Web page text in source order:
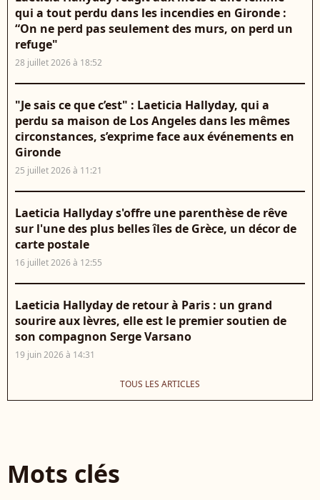
qui a tout perdu dans les incendies en Gironde :
“On ne perd pas seulement des murs, on perd un
refuge"
28 juillet 2026 à 18:52
"Je sais ce que c’est" : Laeticia Hallyday, qui a
perdu sa maison de Los Angeles dans les mêmes
circonstances, s’exprime face aux événements en
Gironde
25 juillet 2026 à 11:21
Laeticia Hallyday s'offre une parenthèse de rêve
sur l'une des plus belles îles de Grèce, un décor de
carte postale
16 juillet 2026 à 12:55
Laeticia Hallyday de retour à Paris : un grand
sourire aux lèvres, elle est le premier soutien de
son compagnon Serge Varsano
19 juin 2026 à 14:31
TOUS LES ARTICLES
Mots clés